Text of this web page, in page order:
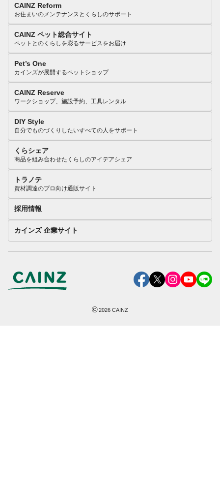
CAINZ Reform
お住まいのメンテナンスとくらしのサポート
CAINZ ペット総合サイト
ペットとのくらしを彩るサービスをお届け
Pet’s One
カインズが展開するペットショップ
CAINZ Reserve
ワークショップ、施設予約、工具レンタル
DIY Style
自分でものづくりしたいすべての人をサポート
くらシェア
商品を組み合わせたくらしのアイデアシェア
トラノテ
資材調達のプロ向け通販サイト
採用情報
カインズ 企業サイト
©2026 CAINZ